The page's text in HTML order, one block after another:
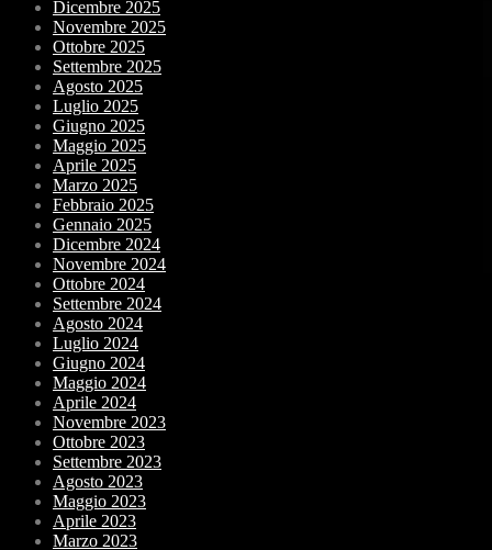
Dicembre 2025
Novembre 2025
Ottobre 2025
Settembre 2025
Agosto 2025
Luglio 2025
Giugno 2025
Maggio 2025
Aprile 2025
Marzo 2025
Febbraio 2025
Gennaio 2025
Dicembre 2024
Novembre 2024
Ottobre 2024
Settembre 2024
Agosto 2024
Luglio 2024
Giugno 2024
Maggio 2024
Aprile 2024
Novembre 2023
Ottobre 2023
Settembre 2023
Agosto 2023
Maggio 2023
Aprile 2023
Marzo 2023